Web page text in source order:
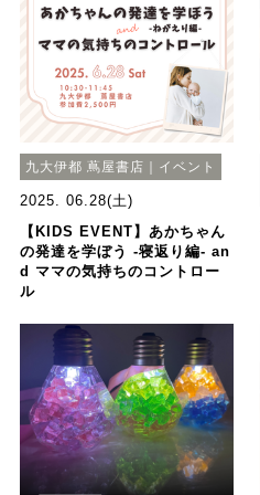
九大伊都 蔦屋書店｜イベント
2025. 06.28(土)
【KIDS EVENT】あかちゃん
の発達を学ぼう -寝返り編- an
d ママの気持ちのコントロー
ル